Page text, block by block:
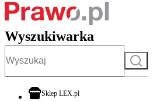
Wyszukiwarka
Szukaj
Sklep LEX.plotwiera się w nowej karcie